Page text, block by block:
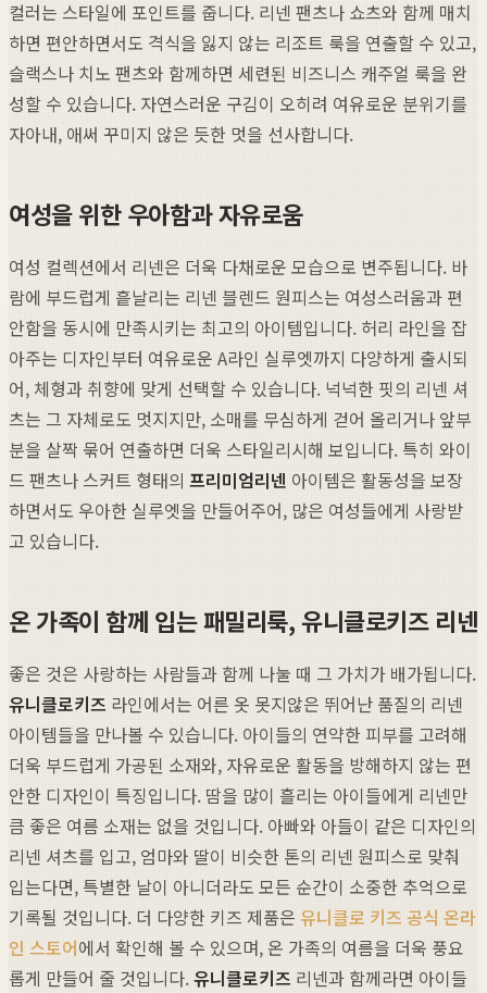
컬러는 스타일에 포인트를 줍니다. 리넨 팬츠나 쇼츠와 함께 매치
하면 편안하면서도 격식을 잃지 않는 리조트 룩을 연출할 수 있고,
슬랙스나 치노 팬츠와 함께하면 세련된 비즈니스 캐주얼 룩을 완
성할 수 있습니다. 자연스러운 구김이 오히려 여유로운 분위기를
자아내, 애써 꾸미지 않은 듯한 멋을 선사합니다.
여성을 위한 우아함과 자유로움
여성 컬렉션에서 리넨은 더욱 다채로운 모습으로 변주됩니다. 바
람에 부드럽게 흩날리는 리넨 블렌드 원피스는 여성스러움과 편
안함을 동시에 만족시키는 최고의 아이템입니다. 허리 라인을 잡
아주는 디자인부터 여유로운 A라인 실루엣까지 다양하게 출시되
어, 체형과 취향에 맞게 선택할 수 있습니다. 넉넉한 핏의 리넨 셔
츠는 그 자체로도 멋지지만, 소매를 무심하게 걷어 올리거나 앞부
분을 살짝 묶어 연출하면 더욱 스타일리시해 보입니다. 특히 와이
드 팬츠나 스커트 형태의 프리미엄리넨 아이템은 활동성을 보장
하면서도 우아한 실루엣을 만들어주어, 많은 여성들에게 사랑받
고 있습니다.
온 가족이 함께 입는 패밀리룩, 유니클로키즈 리넨
좋은 것은 사랑하는 사람들과 함께 나눌 때 그 가치가 배가됩니다.
유니클로키즈 라인에서는 어른 옷 못지않은 뛰어난 품질의 리넨
아이템들을 만나볼 수 있습니다. 아이들의 연약한 피부를 고려해
더욱 부드럽게 가공된 소재와, 자유로운 활동을 방해하지 않는 편
안한 디자인이 특징입니다. 땀을 많이 흘리는 아이들에게 리넨만
큼 좋은 여름 소재는 없을 것입니다. 아빠와 아들이 같은 디자인의
리넨 셔츠를 입고, 엄마와 딸이 비슷한 톤의 리넨 원피스로 맞춰
입는다면, 특별한 날이 아니더라도 모든 순간이 소중한 추억으로
기록될 것입니다. 더 다양한 키즈 제품은 유니클로 키즈 공식 온라
인 스토어에서 확인해 볼 수 있으며, 온 가족의 여름을 더욱 풍요
롭게 만들어 줄 것입니다.유니클로키즈 리넨과 함께라면 아이들